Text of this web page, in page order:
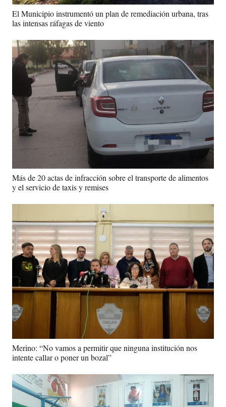
El Municipio instrumentó un plan de remediación urbana, tras
las intensas ráfagas de viento
Más de 20 actas de infracción sobre el transporte de alimentos
y el servicio de taxis y remises
Merino: “No vamos a permitir que ninguna institución nos
intente callar o poner un bozal”